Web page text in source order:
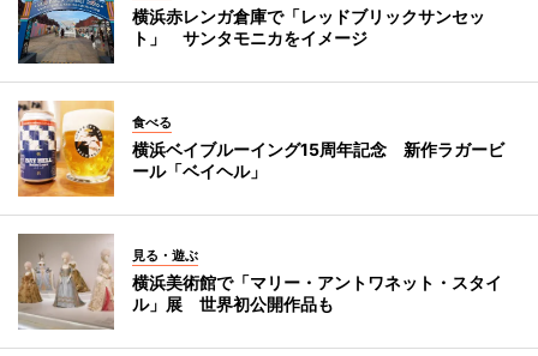
横浜赤レンガ倉庫で「レッドブリックサンセッ
ト」 サンタモニカをイメージ
食べる
横浜ベイブルーイング15周年記念 新作ラガービ
ール「ベイヘル」
見る・遊ぶ
横浜美術館で「マリー・アントワネット・スタイ
ル」展 世界初公開作品も